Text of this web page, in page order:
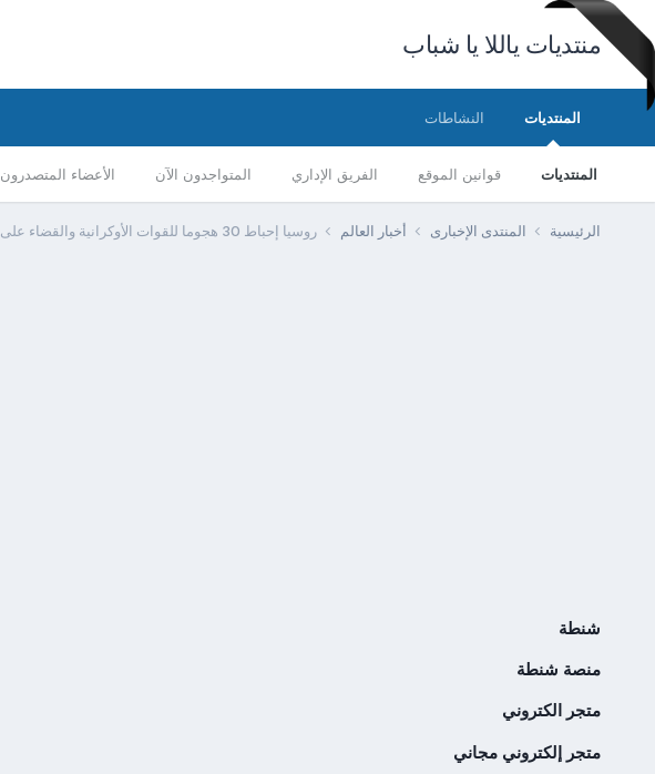
منتديات ياللا يا شباب
المنتديات
المنتديات قوانين الموقع الفريق الإداري المتواجدون الآن الأعضاء المتصدرون
النشاطات
الرئيسية المنتدى الإخبارى أخبار العالم روسيا إحباط 30 هجوما للقوات الأوكرانية والقضاء على 600 جندي
شنطة
منصة شنطة
متجر الكتروني
متجر إلكتروني مجاني